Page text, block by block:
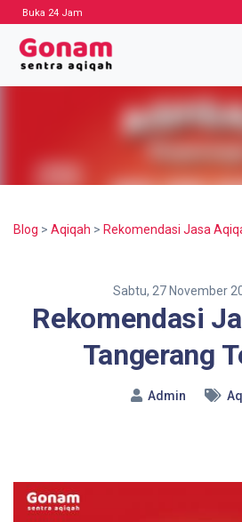
Buka 24 Jam
Blog > Aqiqah > Rekomendasi Jasa
Sabtu, 27 November
Rekomendasi
Tangerang
Admin